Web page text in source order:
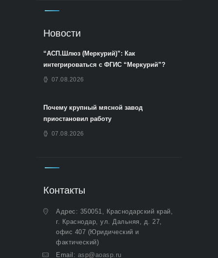
Новости
“АСП.Шлюз (Меркурий)”: Как
интегрироваться с ФГИС “Меркурий”?
07.08.2026
Почему крупный мясной завод
приостановил работу
07.08.2026
Контакты
Адрес: 350051, Краснодарский край,
г. Краснодар, ул. Дальняя, д. 27,
офис 407 (Юридический и
фактический)
Email: asp@aoasp.ru